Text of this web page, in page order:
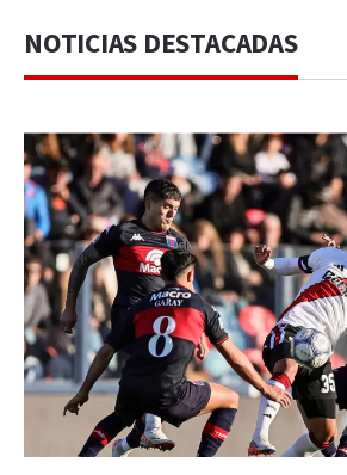
NOTICIAS DESTACADAS